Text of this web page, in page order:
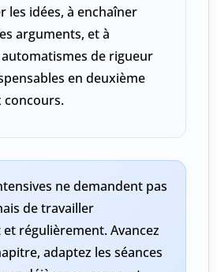
les idées, à enchaîner
arguments, et à
de rigueur
en deuxième
concours.
ne demandent pas
detravailler
régulièrement. Avancez
adaptez les séances